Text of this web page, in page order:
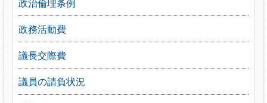
政治倫理条例
政務活動費
議長交際費
議員の請負状況